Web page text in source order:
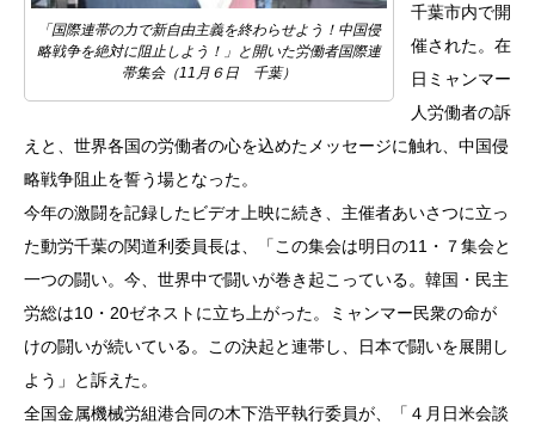
「国際連帯の力で新自由主義を終わらせよう！中国侵
略戦争を絶対に阻止しよう！」と開いた労働者国際連
帯集会（11月６日 千葉）
千葉市内で開
催された。在
日ミャンマー
人労働者の訴
えと、世界各国の労働者の心を込めたメッセージに触れ、中国侵
略戦争阻止を誓う場となった。
今年の激闘を記録したビデオ上映に続き、主催者あいさつに立っ
た動労千葉の関道利委員長は、「この集会は明日の11・７集会と
一つの闘い。今、世界中で闘いが巻き起こっている。韓国・民主
労総は10・20ゼネストに立ち上がった。ミャンマー民衆の命が
けの闘いが続いている。この決起と連帯し、日本で闘いを展開し
よう」と訴えた。
全国金属機械労組港合同の木下浩平執行委員が、「４月日米会談